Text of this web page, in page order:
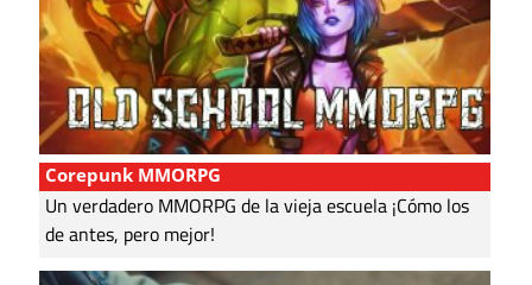
Corepunk MMORPG
Un verdadero MMORPG de la vieja escuela ¡Cómo los
de antes, pero mejor!